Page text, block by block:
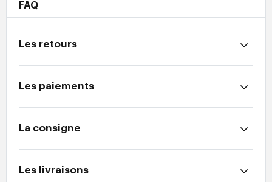
FAQ
Les retours
Les paiements
La consigne
Les livraisons